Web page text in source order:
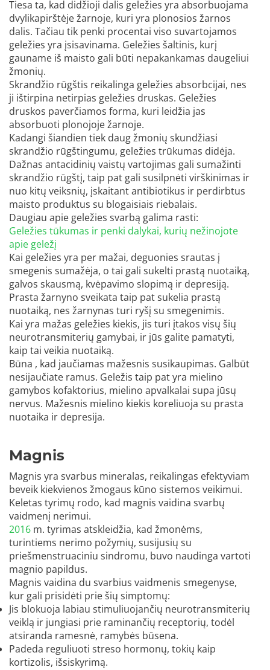
Tiesa ta, kad didžioji dalis geležies yra absorbuojama
dvylikapirštėje žarnoje, kuri yra plonosios žarnos
dalis. Tačiau tik penki procentai viso suvartojamos
geležies yra įsisavinama. Geležies šaltinis, kurį
gauname iš maisto gali būti nepakankamas daugeliui
žmonių.
Skrandžio rūgštis reikalinga geležies absorbcijai, nes
ji ištirpina netirpias geležies druskas. Geležies
druskos paverčiamos forma, kuri leidžia jas
absorbuoti plonojoje žarnoje.
Kadangi šiandien tiek daug žmonių skundžiasi
skrandžio rūgštingumu, geležies trūkumas didėja.
Dažnas antacidinių vaistų vartojimas gali sumažinti
skrandžio rūgštį, taip pat gali susilpnėti virškinimas ir
nuo kitų veiksnių, įskaitant antibiotikus ir perdirbtus
maisto produktus su blogaisiais riebalais.
Daugiau apie geležies svarbą galima rasti:
Geležies tūkumas ir penki dalykai, kurių nežinojote
apie geležį
Kai geležies yra per mažai, deguonies srautas į
smegenis sumažėja, o tai gali sukelti prastą nuotaiką,
galvos skausmą, kvėpavimo slopimą ir depresiją.
Prasta žarnyno sveikata taip pat sukelia prastą
nuotaiką, nes žarnynas turi ryšį su smegenimis.
Kai yra mažas geležies kiekis, jis turi įtakos visų šių
neurotransmiterių gamybai, ir jūs galite pamatyti,
kaip tai veikia nuotaiką.
Būna , kad jaučiamas mažesnis susikaupimas. Galbūt
nesijaučiate ramus. Geležis taip pat yra mielino
gamybos kofaktorius, mielino apvalkalai supa jūsų
nervus. Mažesnis mielino kiekis koreliuoja su prasta
nuotaika ir depresija.
Magnis
Magnis yra svarbus mineralas, reikalingas efektyviam
beveik kiekvienos žmogaus kūno sistemos veikimui.
Keletas tyrimų rodo, kad magnis vaidina svarbų
vaidmenį nerimui.
2016 m. tyrimas atskleidžia, kad žmonėms,
turintiems nerimo požymių, susijusių su
priešmenstruaciniu sindromu, buvo naudinga vartoti
magnio papildus.
Magnis vaidina du svarbius vaidmenis smegenyse,
kur gali prisidėti prie šių simptomų:
Jis blokuoja labiau stimuliuojančių neurotransmiterių
veiklą ir jungiasi prie raminančių receptorių, todėl
atsiranda ramesnė, ramybės būsena.
Padeda reguliuoti streso hormonų, tokių kaip
kortizolis, išsiskyrimą.